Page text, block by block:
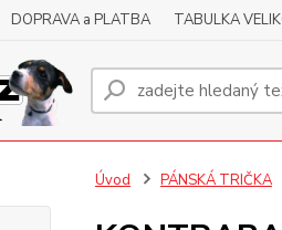
DOPRAVA a PLATBA TABULKA
Úvod PÁNSKÁ TRIČKA